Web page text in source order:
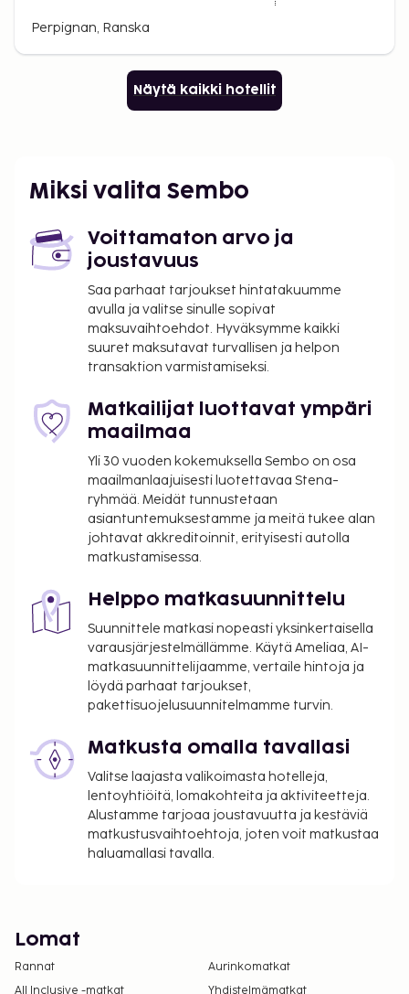
Perpignan, Ranska
Näytä kaikki hotellit
Miksi valita Sembo
Voittamaton arvo ja
joustavuus
Saa parhaat tarjoukset hintatakuumme
avulla ja valitse sinulle sopivat
maksuvaihtoehdot. Hyväksymme kaikki
suuret maksutavat turvallisen ja helpon
transaktion varmistamiseksi.
Matkailijat luottavat ympäri
maailmaa
Yli 30 vuoden kokemuksella Sembo on osa
maailmanlaajuisesti luotettavaa Stena-
ryhmää. Meidät tunnustetaan
asiantuntemuksestamme ja meitä tukee alan
johtavat akkreditoinnit, erityisesti autolla
matkustamisessa.
Helppo matkasuunnittelu
Suunnittele matkasi nopeasti yksinkertaisella
varausjärjestelmällämme. Käytä Ameliaa, AI-
matkasuunnittelijaamme, vertaile hintoja ja
löydä parhaat tarjoukset,
pakettisuojelusuunnitelmamme turvin.
Matkusta omalla tavallasi
Valitse laajasta valikoimasta hotelleja,
lentoyhtiöitä, lomakohteita ja aktiviteetteja.
Alustamme tarjoaa joustavuutta ja kestäviä
matkustusvaihtoehtoja, joten voit matkustaa
haluamallasi tavalla.
Lomat
Rannat
Aurinkomatkat
All Inclusive -matkat
Yhdistelmämatkat